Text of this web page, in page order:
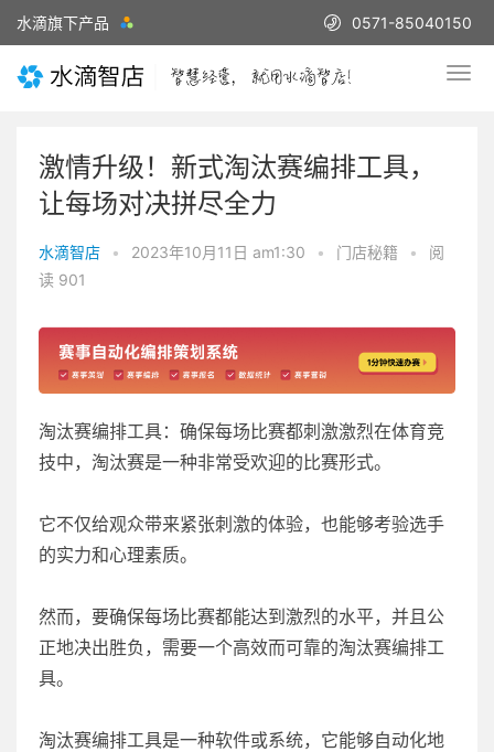
水滴旗下产品 0571-85040150
激情升级！新式淘汰赛编排工具，
让每场对决拼尽全力
水滴智店 • 2023年10月11日 am1:30 • 门店秘籍 •
阅
读 901
淘汰赛编排工具：确保每场比赛都刺激激烈在体育竞
技中，淘汰赛是一种非常受欢迎的比赛形式。
它不仅给观众带来紧张刺激的体验，也能够考验选手
的实力和心理素质。
然而，要确保每场比赛都能达到激烈的水平，并且公
正地决出胜负，需要一个高效而可靠的淘汰赛编排工
具。
淘汰赛编排工具是一种软件或系统，它能够自动化地